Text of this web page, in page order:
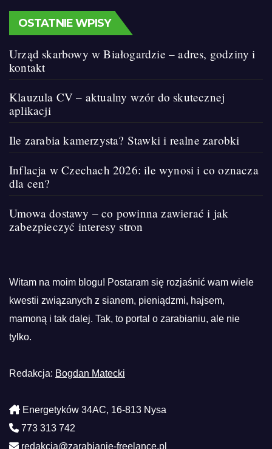
OSTATNIE WPISY
Urząd skarbowy w Białogardzie – adres, godziny i
kontakt
Klauzula CV – aktualny wzór do skutecznej
aplikacji
Ile zarabia kamerzysta? Stawki i realne zarobki
Inflacja w Czechach 2026: ile wynosi i co oznacza
dla cen?
Umowa dostawy – co powinna zawierać i jak
zabezpieczyć interesy stron
Witam na moim blogu! Postaram się rozjaśnić wam wiele
kwestii związanych z sianem, pieniądzmi, hajsem,
mamoną i tak dalej. Tak, to portal o zarabianiu, ale nie
tylko.
Redakcja: Bogdan Matecki
Energetyków 34AC, 16-813 Nysa
773 313 742
redakcja@zarabianie-freelance.pl